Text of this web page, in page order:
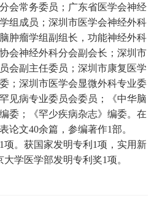
会常务委员；广东省医学会神经
组成员；深圳市医学会神经外科
肿瘤学组副组长，功能神经外科
会神经外科分会副会长；深圳市
会副主任委员；深圳市康复医学
；深圳市医学会显微外科专业委
见病专业委员会委员；《中华脑
委；《罕少疾病杂志》编委。 在
论文40余篇，参编著作1部。
项。获国家发明专利1项，实用新
学医学部发明专利奖1项。